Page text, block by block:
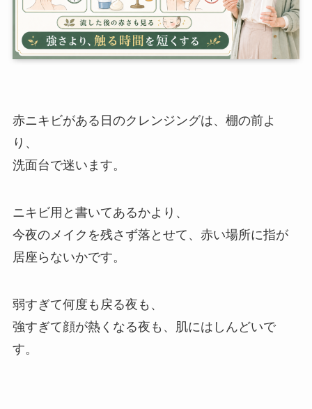
赤ニキビがある日のクレンジングは、棚の前よ
り、
洗面台で迷います。
ニキビ用と書いてあるかより、
今夜のメイクを残さず落とせて、赤い場所に指が
居座らないかです。
弱すぎて何度も戻る夜も、
強すぎて顔が熱くなる夜も、肌にはしんどいで
す。